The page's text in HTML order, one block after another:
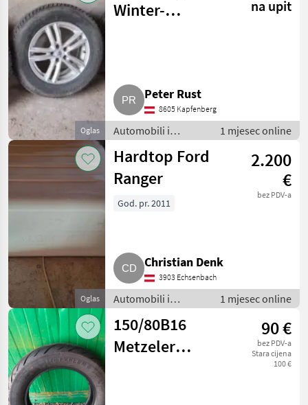
Oglas
Winter-
Winter
na upit
Peter Rust
8605 Kapfenberg
Automobili i
motocikli / Dijelovi
za automobile
1 mjesec online
Oglas
Hardtop Ford
Ranger
2.200
€
bez PDV-a
God. pr. 2011
Christian Denk
3903 Echsenbach
Automobili i
motocikli / Dijelovi
za automobile
1 mjesec online
150/80B16
Metzeler
90 €
bez PDV-a
Stara cijena
100 €